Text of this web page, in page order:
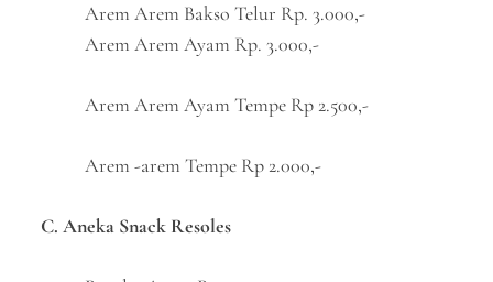
Arem Arem Bakso Telur Rp. 3.000,-
Arem Arem Ayam Rp. 3.000,-
Arem Arem Ayam Tempe Rp 2.500,-
Arem -arem Tempe Rp 2.000,-
C. Aneka Snack Resoles